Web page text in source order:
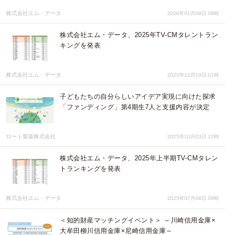
株式会社エム・データ 2026年01月09日 09時
株式会社エム・データ、2025年TV-CMタレントラン
キングを発表
株式会社エム・データ 2025年12月10日 01時
子どもたちの自分らしいアイデア実現に向けた探求
「ファンディング」第4期生7人と支援内容が決定
ロート製薬株式会社 2025年10月03日 12時
株式会社エム・データ、2025年上半期TV-CMタレン
トランキングを発表
株式会社エム・データ 2025年07月08日 09時
＜知的財産マッチングイベント＞ ～川崎信用金庫×
大牟田柳川信用金庫×尼崎信用金庫～